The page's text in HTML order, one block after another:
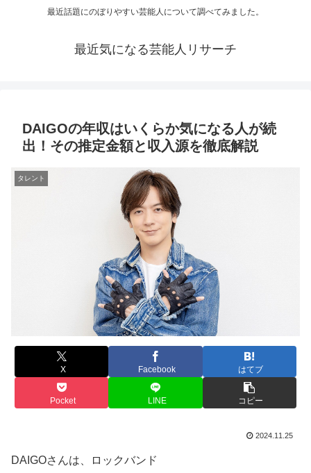
最近話題にのぼりやすい芸能人について調べてみました。
最近気になる芸能人リサーチ
DAIGOの年収はいくらか気になる人が続
出！その推定金額と収入源を徹底解説
タレント
X Facebook はてブ
Pocket LINE コピー
2024.11.25
DAIGOさんは、ロックバンド